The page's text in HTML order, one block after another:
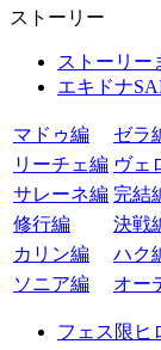
ストーリー
ストーリー
エキドナ
マドゥ編
ゼラ
リーチェ編 ヴェ
サレーネ編 完結
修行編
決戦
カリン編
ハク
ソニア編
オー
フェス限ヒ